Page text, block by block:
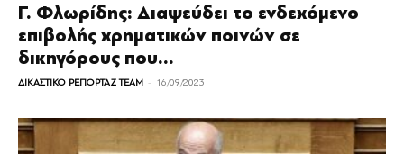
Γ. Φλωρίδης: Διαψεύδει το ενδεχόμενο
επιβολής χρηματικών ποινών σε
δικηγόρους που...
ΔΙΚΑΣΤΙΚΟ ΡΕΠΟΡΤΑΖ TEAM - 16/09/2023